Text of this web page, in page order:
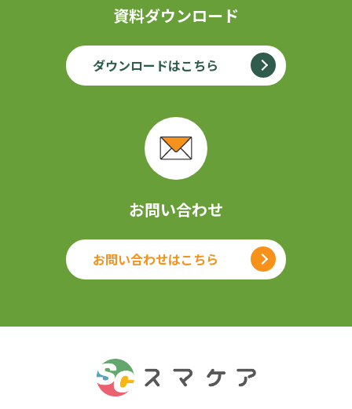
資料ダウンロード
ダウンロードはこちら
お問い合わせ
お問い合わせはこちら